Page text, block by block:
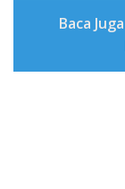
Baca Juga